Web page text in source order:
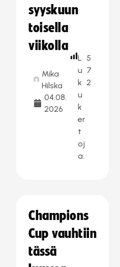
syyskuun
toisella
viikolla
Mika
Hilska
04.08.
2026
L
u
k
u
k
er
t
oj
a:
5
7
2
Champions
Cup vauhtiin
tässä